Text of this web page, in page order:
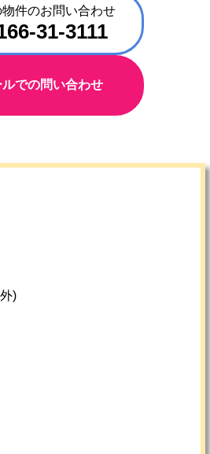
物件のお問い合わせ
31-3111
ルでの問い合わせ
)